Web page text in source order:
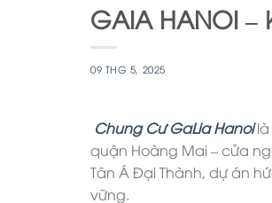
GAIA HANOI –
09 THG 5, 2025
Chung CưGaLia Hanoilà
quận Hoàng Mai – cửa
Tân Á Đại Thành, dự án
vững.